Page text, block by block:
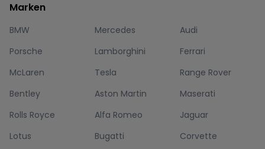
Marken
BMW Mercedes
Audi
Porsche
Lamborghini
Ferrari
McLaren
Tesla
Range Rover
Bentley
Aston Martin
Maserati
Rolls Royce
Alfa Romeo
Jaguar
Lotus
Bugatti Corvette